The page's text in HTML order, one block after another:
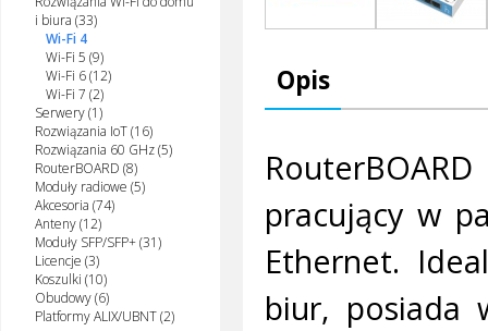
i biura (33)
Wi-Fi 4
Wi-Fi 5 (9)
Wi-Fi 6 (12)
Wi-Fi 7 (2)
Serwery (1)
Rozwiązania IoT (16)
Rozwiązania 60 GHz (5)
RouterBOARD (8)
Moduły radiowe (5)
Akcesoria (74)
Anteny (12)
Moduły SFP/SFP+ (31)
Licencje (3)
Koszulki (10)
Obudowy (6)
Platformy ALIX/UBNT (2)
Opis
pracujący w
Ethernet.
biur, posiada